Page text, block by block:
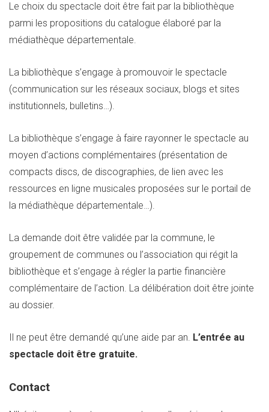
Le choix du spectacle doit être fait par la bibliothèque
parmi les propositions du catalogue élaboré par la
médiathèque départementale.
La bibliothèque s’engage à promouvoir le spectacle
(communication sur les réseaux sociaux, blogs et sites
institutionnels, bulletins…).
La bibliothèque s’engage à faire rayonner le spectacle au
moyen d’actions complémentaires (présentation de
compacts discs, de discographies, de lien avec les
ressources en ligne musicales proposées sur le portail de
la médiathèque départementale…).
La demande doit être validée par la commune, le
groupement de communes ou l’association qui régit la
bibliothèque et s’engage à régler la partie financière
complémentaire de l’action. La délibération doit être jointe
au dossier.
Il ne peut être demandé qu’une aide par an. L’entrée au
spectacle doit être gratuite.
Contact